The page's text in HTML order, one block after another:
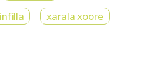
xarala xoore